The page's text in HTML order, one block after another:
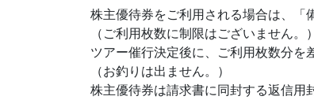
株主優待券をご利用される場合は、「
（ご利用枚数に制限はございません。）
ツアー催行決定後に、ご利用枚数分を
（お釣りは出ません。）
株主優待券は請求書に同封する返信用